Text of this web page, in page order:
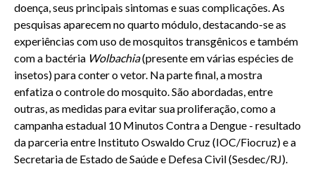
doença, seus principais sintomas e suas complicações. As
pesquisas aparecem no quarto módulo, destacando-se as
experiências com uso de mosquitos transgênicos e também
com a bactéria Wolbachia(presente em várias espécies de
insetos) para conter o vetor. Na parte final, a mostra
enfatiza o controle do mosquito. São abordadas, entre
outras, as medidas para evitar sua proliferação, como a
campanha estadual 10 Minutos Contra a Dengue - resultado
da parceria entre Instituto Oswaldo Cruz (IOC/Fiocruz) e a
Secretaria de Estado de Saúde e Defesa Civil (Sesdec/RJ).